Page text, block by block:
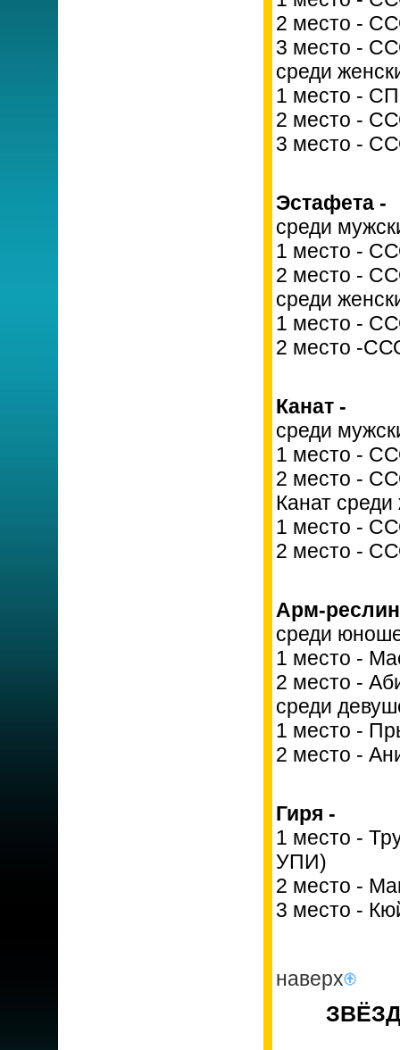
2 место -
3 место -
среди
1 место -
2 место -
3 место -
Эстафета -
среди
1 место -
2 место -
среди
1 место -
2 место -
Канат -
среди
1 место -
2 место -
Канат среди
1 место -
2 место -
Арм-
среди
1 место -
2 место -
среди
1 место -
2 место -
Гиря -
1 место -
УПИ)
2 место -
3 место -
наверх